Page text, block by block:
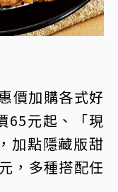
價加購各式好
65元起、「現
加點隱藏版甜
，多種搭配任